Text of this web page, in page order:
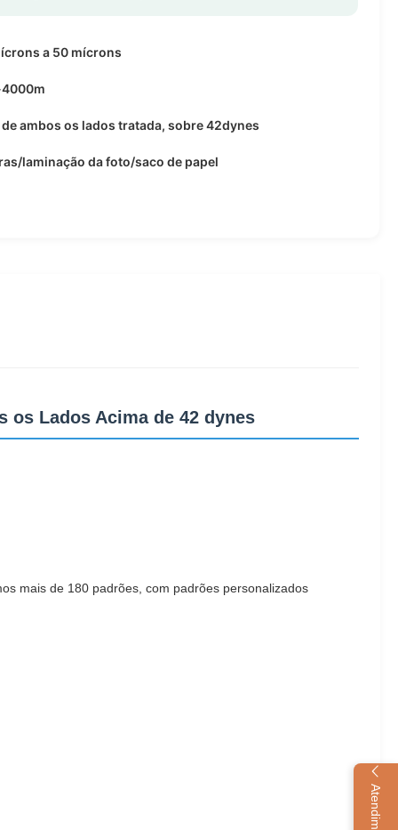
a 50 mícrons
ambos os lados tratada, sobre 42dynes
laminação da foto/saco de papel
os Lados Acima de 42 dynes
mais de 180 padrões, com padrões personalizados